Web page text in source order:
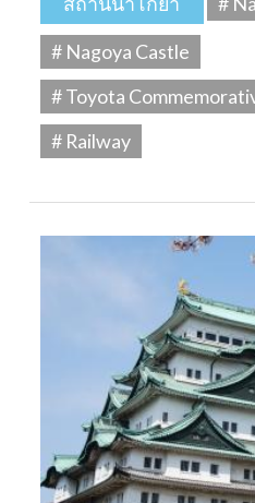
# Nagoya Castle
# Toyota
# Railway